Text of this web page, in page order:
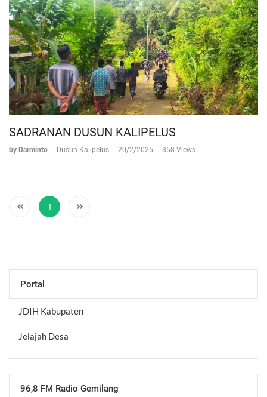
SADRANAN DUSUN KALIPELUS
by Darminto - Dusun Kalipelus - 20/2/2025 - 358 Views
1
Portal
JDIH Kabupaten
Jelajah Desa
96,8 FM Radio Gemilang